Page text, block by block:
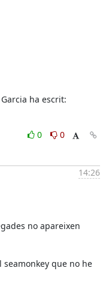
ha escrit:
0
0
14:26
no apareixen
que no he